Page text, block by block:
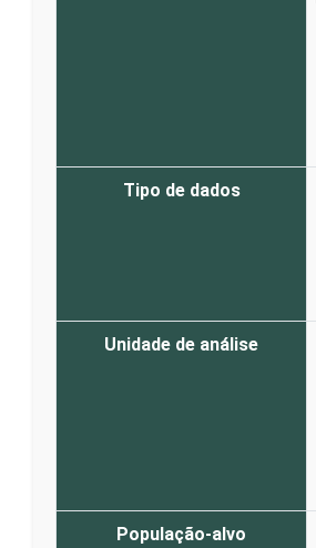
Tipo de dados
Unidade de análise
População-alvo